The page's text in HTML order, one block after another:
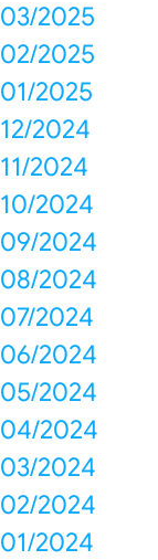
03/2025
02/2025
01/2025
12/2024
11/2024
10/2024
09/2024
08/2024
07/2024
06/2024
05/2024
04/2024
03/2024
02/2024
01/2024